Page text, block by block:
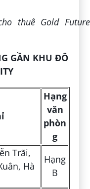
thuê Gold Future
GẦN KHU ĐÔ
Hạng
văn
phòn
g
Trãi,
Hà
Hạng
B